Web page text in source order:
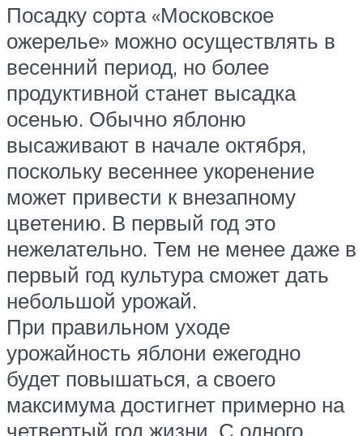
Посадку сорта «Московское
ожерелье» можно осуществлять в
весенний период, но более
продуктивной станет высадка
осенью. Обычно яблоню
высаживают в начале октября,
поскольку весеннее укоренение
может привести к внезапному
цветению. В первый год это
нежелательно. Тем не менее даже в
первый год культура сможет дать
небольшой урожай.
При правильном уходе
урожайность яблони ежегодно
будет повышаться, а своего
максимума достигнет примерно на
четвертый год жизни. С одного